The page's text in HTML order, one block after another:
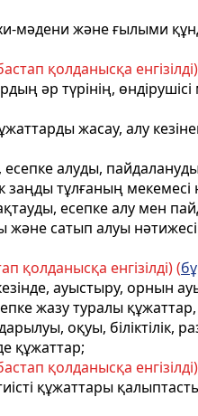
мәдени және ғылыми
қолданысқа енгізілді)
әр түрінің, өндірушісі
жасау, алу
алуды,
заңды тұлғаның
есепке алу мен
сатып алуы
қолданысқа енгізілді) (
ауыстыру, орнын
жазу туралы
оқуы, біліктілік,
құжаттар;
қолданысқа енгізілді)
құжаттары